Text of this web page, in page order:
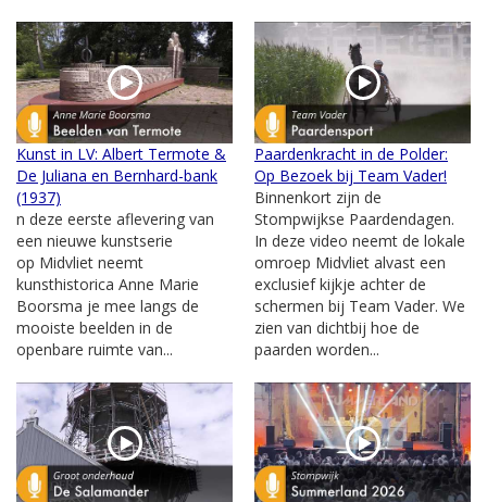
Kunst in LV: Albert Termote &
De Juliana en Bernhard-bank
(1937)
n deze eerste aflevering van
een nieuwe kunstserie
op Midvliet neemt
kunsthistorica Anne Marie
Boorsma je mee langs de
mooiste beelden in de
openbare ruimte van...
Paardenkracht in de Polder:
Op Bezoek bij Team Vader!
Binnenkort zijn de
Stompwijkse Paardendagen.
In deze video neemt de lokale
omroep Midvliet alvast een
exclusief kijkje achter de
schermen bij Team Vader. We
zien van dichtbij hoe de
paarden worden...